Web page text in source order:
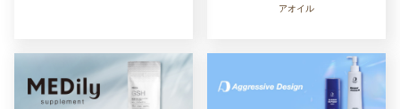
アオイル